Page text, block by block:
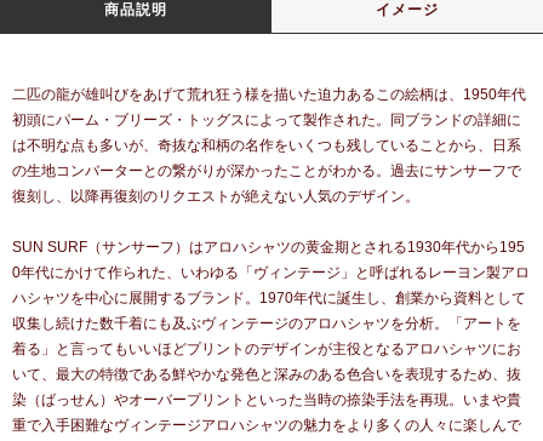
商品説明 イメージ
二匹の龍が雄叫びをあげて荒れ狂う様を描いた迫力あるこの絵柄は、1950年代
初頭にパーム・ブリーズ・トッグスによって製作された。同ブランドの詳細に
は不明な点も多いが、奇抜な和柄の名作をいくつも残していることから、日系
の生地コンバーターとの繋がりが深かったことがわかる。過去にサンサーフで
復刻し、以降再復刻のリクエストが絶えない人気のデザイン。
SUN SURF（サンサーフ）はアロハシャツの黄金期とされる1930年代から195
0年代にかけて作られた、いわゆる「ヴィンテージ」と呼ばれるレーヨン製アロ
ハシャツを中心に展開するブランド。1970年代に誕生し、創業から資料として
収集し続けた数千着にも及ぶヴィンテージのアロハシャツを分析。「アートを
着る」と言ってもいいほどプリントのデザインが主役となるアロハシャツにお
いて、最大の特徴である鮮やかな発色と深みのある色合いを表現するため、抜
染（ばっせん）やオーバープリントといった当時の捺染手法を再現。いまや貴
重で入手困難なヴィンテージアロハシャツの魅力をより多くの人々に楽しんで